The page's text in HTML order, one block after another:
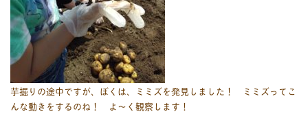
芋掘りの途中ですが、ぼくは、ミミズを発見しました！ ミミズってこ
んな動きをするのね！ よ～く観察します！